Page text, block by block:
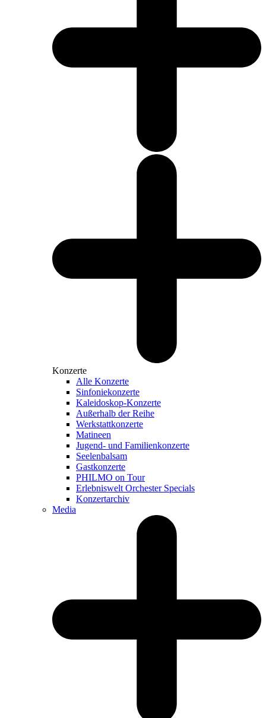
Konzerte
Alle Konzerte
Sinfoniekonzerte
Kaleidoskop-Konzerte
Außerhalb der Reihe
Werkstattkonzerte
Matineen
Jugend- und Familienkonzerte
Seelenbalsam
Gastkonzerte
PHILMO on Tour
Erlebniswelt Orchester Specials
Konzertarchiv
Media